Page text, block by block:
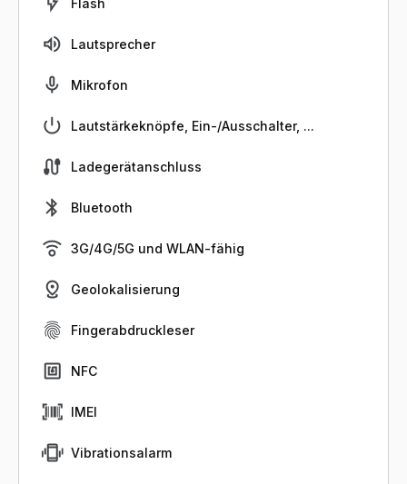
Lautsprecher
Mikrofon
Lautstärkeknöpfe, Ein-/Ausschalter, ...
Ladegerätanschluss
Bluetooth
3G/4G/5G und WLAN-fähig
Geolokalisierung
Fingerabdruckleser
NFC
IMEI
Vibrationsalarm